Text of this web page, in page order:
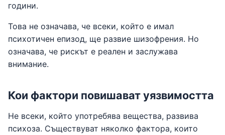
години.
Това не означава, че всеки, който е имал
психотичен епизод, ще развие шизофрения. Но
означава, че рискът е реален и заслужава
внимание.
Кои фактори повишават уязвимостта
Не всеки, който употребява вещества, развива
психоза. Съществуват няколко фактора, които